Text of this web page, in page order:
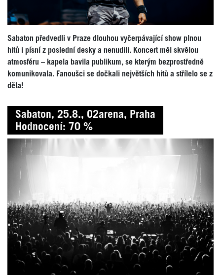
Sabaton předvedli v Praze dlouhou vyčerpávající show plnou
hitů i písní z poslední desky a nenudili. Koncert měl skvělou
atmosféru – kapela bavila publikum, se kterým bezprostředně
komunikovala. Fanoušci se dočkali největších hitů a střílelo se z
děla!
Sabaton, 25.8., O2arena, Praha
Hodnocení: 70 %